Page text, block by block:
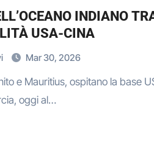
INDIANO
USA-CINA
Mar 30, 2026
e Mauritius, ospitano la base
oggi al…